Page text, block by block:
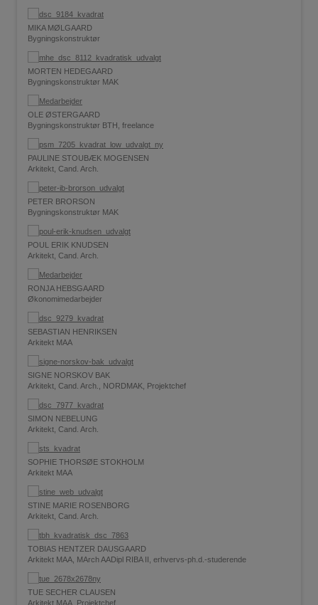
MIKA MØLGAARD
Bygningskonstruktør
MORTEN HEDEGAARD
Bygningskonstruktør MAK
OLE ØSTERGAARD
Bygningskonstruktør BTH, freelance
PAULINE STOUBÆK MOGENSEN
Arkitekt, Cand. Arch.
PETER BRORSON
Bygningskonstruktør MAK
POUL ERIK KNUDSEN
Arkitekt, Cand. Arch.
RONJA HEBSGAARD
Økonomimedarbejder
SEBASTIAN HENRIKSEN
Arkitekt MAA
SIGNE NORSKOV BAK
Arkitekt, Cand. Arch., NORDMAK, Projektchef
SIMON NEBELUNG
Arkitekt, Cand. Arch.
SOPHIE THORSØE STOKHOLM
Arkitekt MAA
STINE MARIE ROSENBORG
Arkitekt, Cand. Arch.
TOBIAS HENTZER DAUSGAARD
Arkitekt MAA, MArch AADipl RIBA II, erhvervs-ph.d.-studerende
TUE SECHER CLAUSEN
Arkitekt MAA, Projektchef